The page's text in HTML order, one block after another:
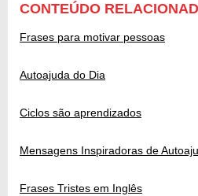
CONTEÚDO
Frases para motivar pessoas
Autoajuda do Dia
Ciclos são aprendizados
Mensagens Inspiradoras de
Frases Tristes em Inglês